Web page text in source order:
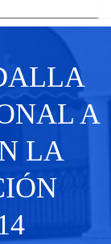
A
LA